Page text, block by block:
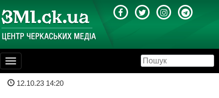
Toggle
navigation
12.10.23 14:20